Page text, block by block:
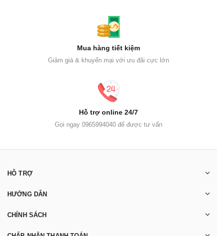
Mua hàng tiết kiệm
Giảm giá & khuyến mại với ưu đãi cực lớn
Hỗ trợ online 24/7
Gọi ngay 0965994040 để được tư vấn
HỖ TRỢ
HƯỚNG DẪN
CHÍNH SÁCH